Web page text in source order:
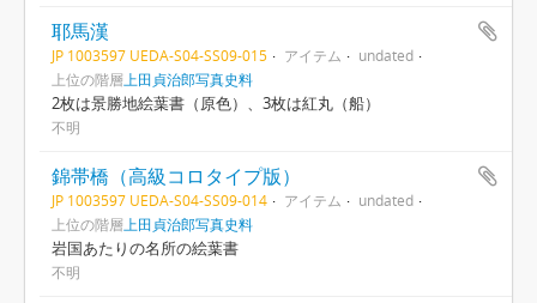
耶馬漢
JP 1003597 UEDA-S04-SS09-015 アイテム
undated
上位の階層 上田貞治郎写真史料
2枚は景勝地絵葉書（原色）、3枚は紅丸（船）
不明
錦帯橋（高級コロタイプ版）
JP 1003597 UEDA-S04-SS09-014 アイテム
undated
上位の階層 上田貞治郎写真史料
岩国あたりの名所の絵葉書
不明